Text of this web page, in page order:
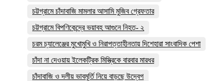
চট্টগ্রামে চাঁদাবাজি মামলার আসামি মুজিব গ্রেফতার
চট্টগ্রামে বিপণিকেন্দ্রে ভয়াবহ আগুনে নিহত- ২
চরম চ্যালেঞ্জের মুখোমুখি ও নিরাপত্তাহীনতায় দিশেহারা সাংবাদিক পেশা
চাঁদা না দেওয়ায় ইলেকট্রিক মিস্ত্রিকে বারবার মারধর
চাঁদাবাজি ও দলীয় ভাবমূর্তি নিয়ে বাড়ছে উদ্বেগ